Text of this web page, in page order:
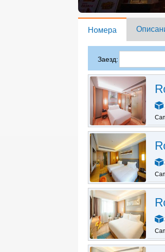
Номера
Заезд: